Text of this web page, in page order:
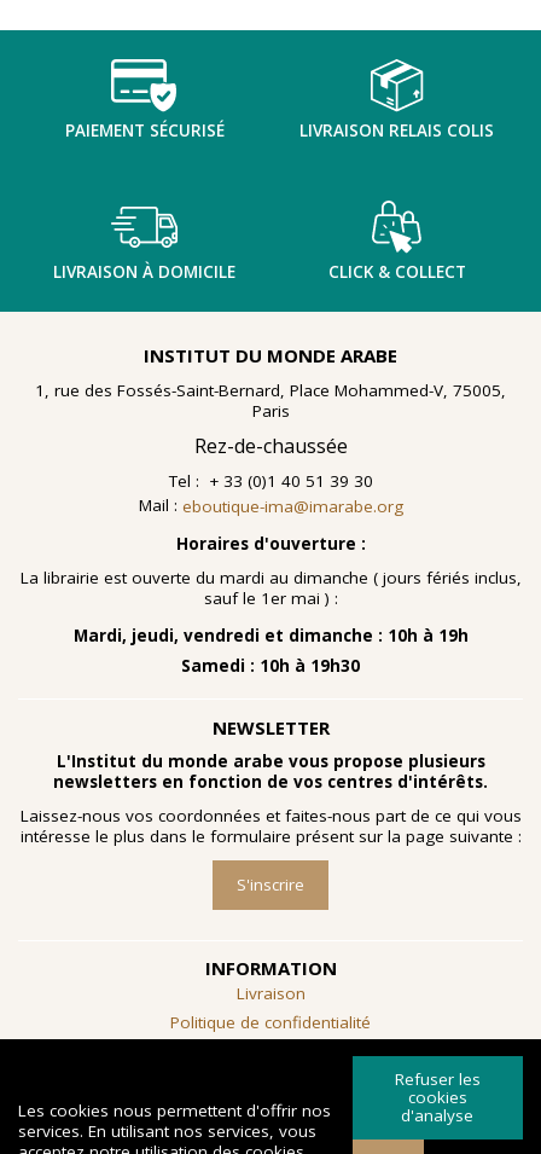
PAIEMENT SÉCURISÉ LIVRAISON RELAIS COLIS
LIVRAISON À DOMICILE CLICK & COLLECT
INSTITUT DU MONDE ARABE
1, rue des Fossés-Saint-Bernard, Place Mohammed-V, 75005,
Paris
Rez-de-chaussée
Tel : + 33 (0)1 40 51 39 30
Mail : eboutique-ima@imarabe.org
Horaires d'ouverture :
La librairie est ouverte du mardi au dimanche ( jours fériés inclus,
sauf le 1er mai ) :
Mardi, jeudi, vendredi et dimanche : 10h à 19h
Samedi : 10h à 19h30
NEWSLETTER
L'Institut du monde arabe vous propose plusieurs
newsletters en fonction de vos centres d'intérêts.
Laissez-nous vos coordonnées et faites-nous part de ce qui vous
intéresse le plus dans le formulaire présent sur la page suivante :
S'inscrire
INFORMATION
Livraison
Politique de confidentialité
Conditions générales de vente
SUIVEZ-NOUS
Les cookies nous permettent d'offrir nos
services. En utilisant nos services, vous
Refuser les
cookies
d'analyse